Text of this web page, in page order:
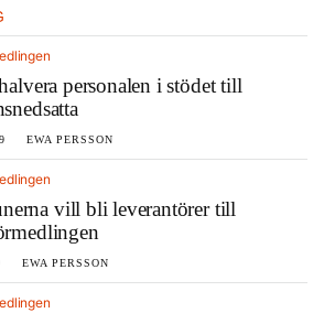
SCB.
personalen i stödet till
EWA PERSSON
vill bli leverantörer till
EWA PERSSON